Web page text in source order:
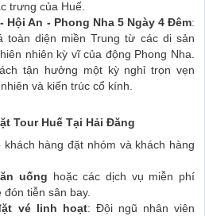
trưng của Huế.
Hội An - Phong Nha 5 Ngày 4 Đêm:
toàn diện miền Trung từ các di sản
nhiên kỳ vĩ của động Phong Nha.
tận hưởng một kỳ nghỉ trọn vẹn
và kiến trúc cổ kính.
Tour Huế Tại Hải Đăng
khách hàng đặt nhóm và khách hàng
uống hoặc các dịch vụ miễn phí
tiễn sân bay.
vé linh hoạt: Đội ngũ nhân viên